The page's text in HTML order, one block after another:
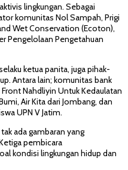
lingkungan. Sebagai
komunitas Nol Sampah, Prigi
Wet Conservation (Ecoton),
Pengelolaan Pengetahuan
ketua panita, juga pihak-
Antara lain; komunitas bank
Nahdliyin Untuk Kedaulatan
Air Kita dari Jombang, dan
UPN V Jatim.
ada gambaran yang
pembicara
kondisi lingkungan hidup dan